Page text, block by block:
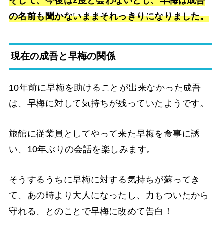
の名前も聞かないままそれっきりになりました。
現在の成吾と早梅の関係
10年前に早梅を助けることが出来なかった成吾
は、早梅に対して気持ちが残っていたようです。
旅館に従業員としてやって来た早梅を食事に誘
い、10年ぶりの会話を楽しみます。
そうするうちに早梅に対する気持ちが蘇ってき
て、あの時より大人になったし、力もついたから
守れる、とのことで早梅に改めて告白！